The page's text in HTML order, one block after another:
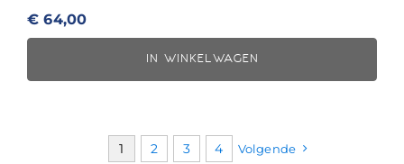
€ 64,00
IN WINKELWAGEN
1 2 3 4 Volgende